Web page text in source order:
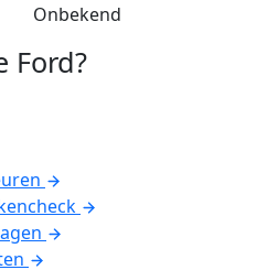
Onbekend
Ford?